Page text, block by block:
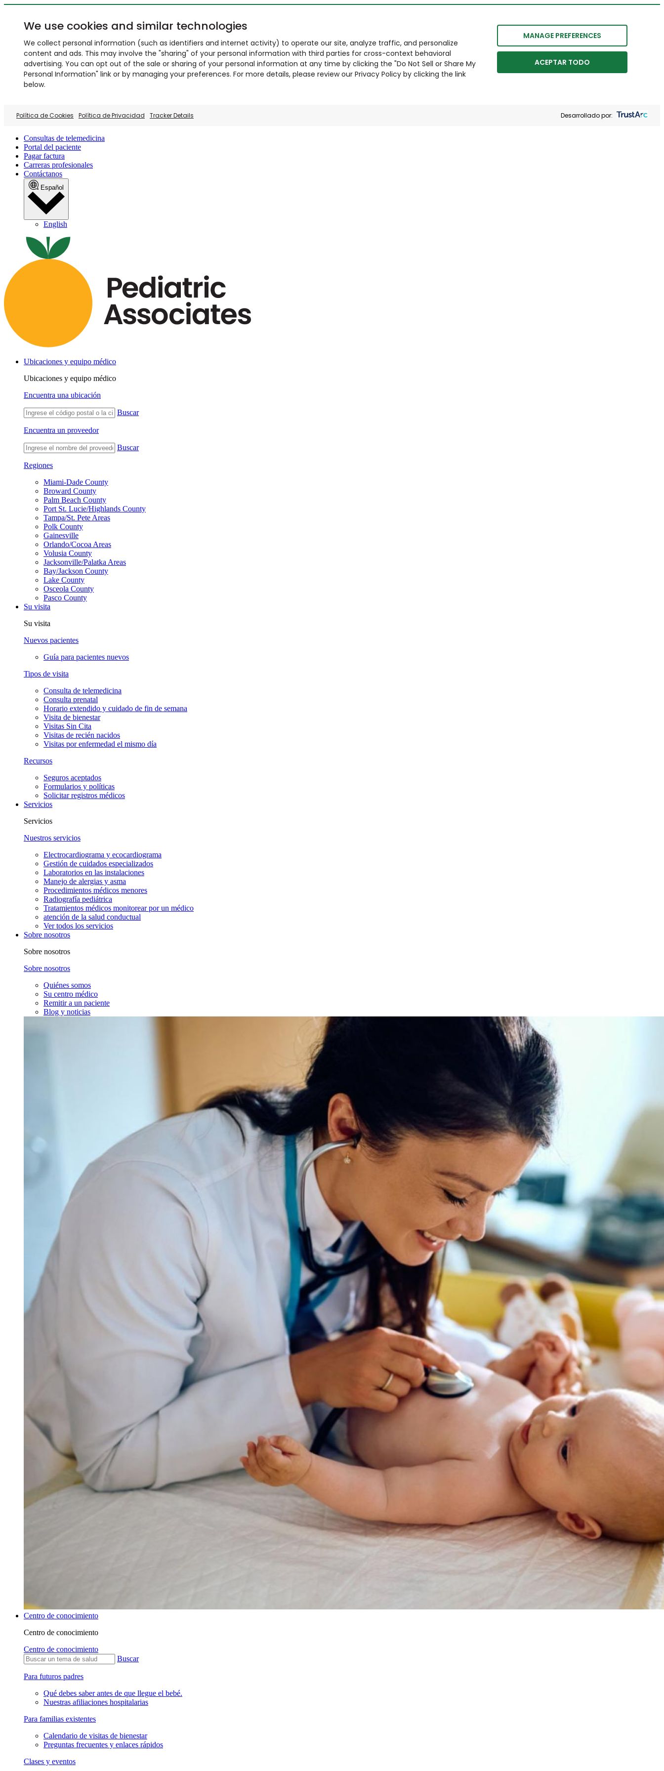
We use cookies and similar technologies
We collect personal information (such as identifiers and internet activity) to operate our site, analyze traffic, and personalize
content and ads. This may involve the "sharing" of your personal information with third parties for cross-context behavioral
advertising. You can opt out of the sale or sharing of your personal information at any time by clicking the "Do Not Sell or Share My
Personal Information" link or by managing your preferences. For more details, please review our Privacy Policy by clicking the link
below.
MANAGE PREFERENCES
ACEPTAR TODO
Política de Cookies Política de Privacidad Tracker Details Desarrollado por:
Consultas de telemedicina
Portal del paciente
Pagar factura
Carreras profesionales
Contáctanos
Español
English
Ubicaciones y equipo médico
Ubicaciones y equipo médico
Encuentra una ubicación
Buscar
Encuentra un proveedor
Buscar
Regiones
Miami-Dade County
Broward County
Palm Beach County
Port St. Lucie/Highlands County
Tampa/St. Pete Areas
Polk County
Gainesville
Orlando/Cocoa Areas
Volusia County
Jacksonville/Palatka Areas
Bay/Jackson County
Lake County
Osceola County
Pasco County
Su visita
Su visita
Nuevos pacientes
Guía para pacientes nuevos
Tipos de visita
Consulta de telemedicina
Consulta prenatal
Horario extendido y cuidado de fin de semana
Visita de bienestar
Visitas Sin Cita
Visitas de recién nacidos
Visitas por enfermedad el mismo día
Recursos
Seguros aceptados
Formularios y políticas
Solicitar registros médicos
Servicios
Servicios
Nuestros servicios
Electrocardiograma y ecocardiograma
Gestión de cuidados especializados
Laboratorios en las instalaciones
Manejo de alergias y asma
Procedimientos médicos menores
Radiografía pediátrica
Tratamientos médicos monitorear por un médico
atención de la salud conductual
Ver todos los servicios
Sobre nosotros
Sobre nosotros
Sobre nosotros
Quiénes somos
Su centro médico
Remitir a un paciente
Blog y noticias
Centro de conocimiento
Centro de conocimiento
Centro de conocimiento
Buscar
Para futuros padres
Qué debes saber antes de que llegue el bebé.
Nuestras afiliaciones hospitalarias
Para familias existentes
Calendario de visitas de bienestar
Preguntas frecuentes y enlaces rápidos
Clases y eventos